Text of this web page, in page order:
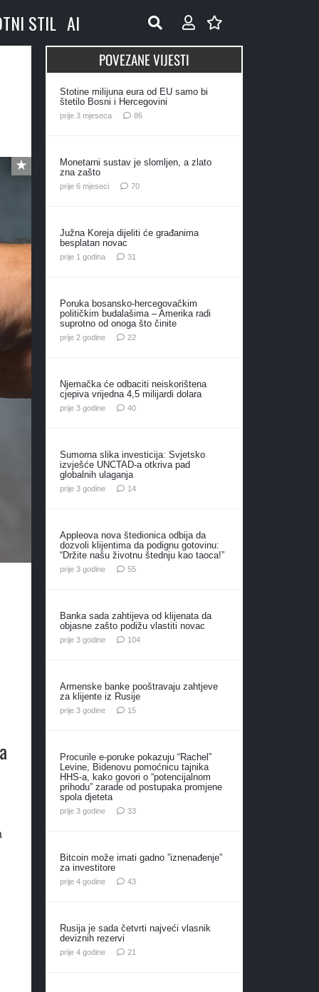
STIL AI
POVEZANE VIJESTI
Stotine milijuna eura od EU samo bi
štetilo Bosni i Hercegovini
prije 3 mjeseca 86komentara
Monetarni sustav je slomljen, a zlato
zna zašto
prije 6 mjeseci 70komentara
Južna Koreja dijeliti će građanima
besplatan novac
prije 1 godina 31
Poruka bosansko-hercegovačkim
političkim budalašima – Amerika radi
suprotno od onoga što činite
prije 2 godine 22komentara
Njemačka će odbaciti neiskorištena
cjepiva vrijedna 4,5 milijardi dolara
prije 3 godine 40komentara
Sumorna slika investicija: Svjetsko
izvješće UNCTAD-a otkriva pad
globalnih ulaganja
prije 3 godine 14komentara
Appleova nova štedionica odbija da
dozvoli klijentima da podignu gotovinu:
“Držite našu životnu štednju kao taoca!”
prije 3 godine 55komentara
Banka sada zahtijeva od klijenata da
objasne zašto podižu vlastiti novac
prije 3 godine 104komentara
Armenske banke pooštravaju zahtjeve
za klijente iz Rusije
prije 3 godine 15komentara
Procurile e-poruke pokazuju “Rachel”
Levine, Bidenovu pomoćnicu tajnika
HHS-a, kako govori o “potencijalnom
prihodu” zarade od postupaka promjene
spola djeteta
prije 3 godine 33komentara
Bitcoin može imati gadno ”iznenađenje”
za investitore
prije 4 godine 43komentara
Rusija je sada četvrti najveći vlasnik
deviznih rezervi
prije 4 godine 21